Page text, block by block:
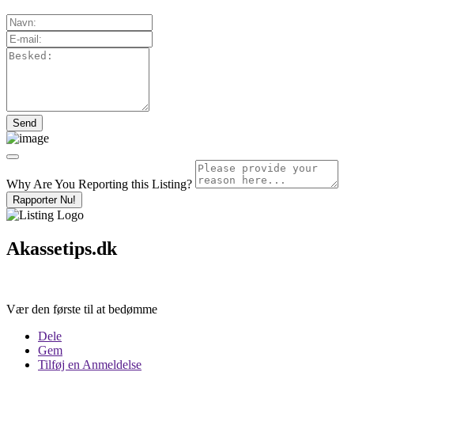
Why Are You Reporting this Listing?
Rapporter Nu!
Akassetips.dk
Vær den første til at bedømme
Dele
Gem
Tilføj en Anmeldelse